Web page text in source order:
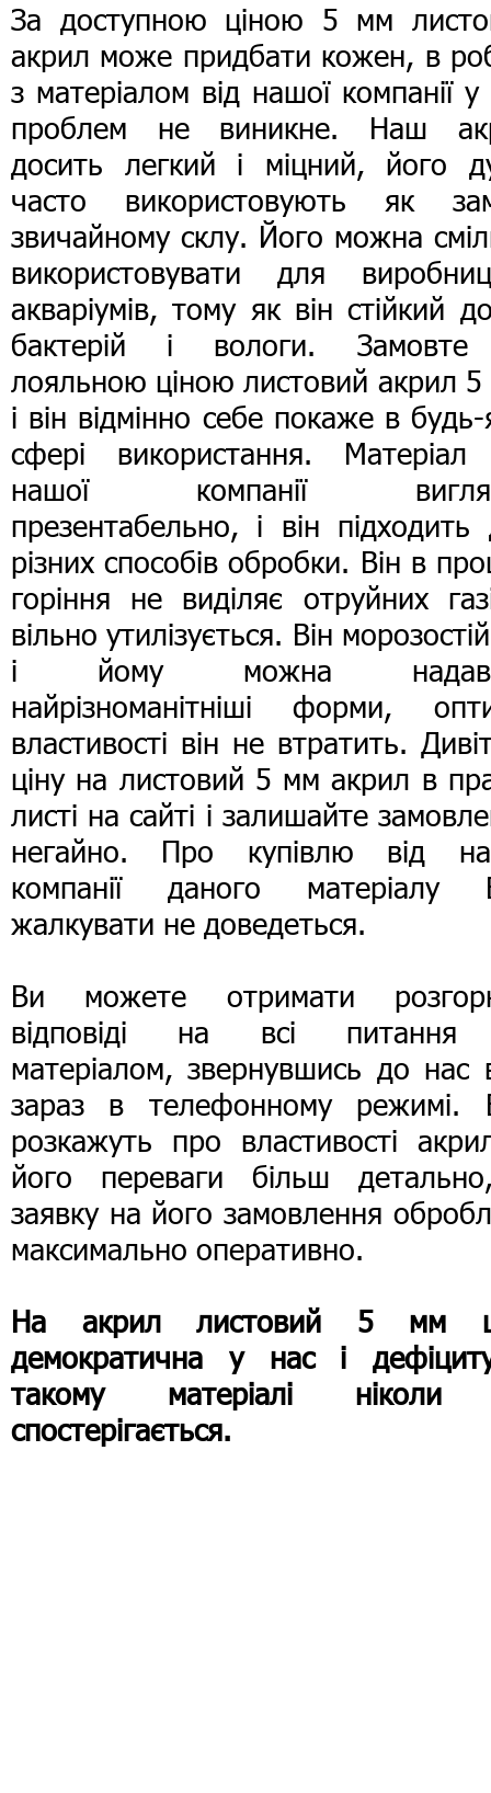
За доступною ціною 5 мм
акрил може придбати кожен, в
з матеріалом від нашої компанії у
проблем не виникне. Наш
досить легкий і міцний, його
часто використовують як
звичайному склу. Його можна
використовувати для
акваріумів, тому як він стійкий
бактерій і вологи.
лояльною ціною листовий акрил
і він відмінно себе покаже в будь-
сфері використання. Матеріал
нашої компанії
презентабельно, і він підходить
різних способів обробки. Він в
горіння не виділяє отруйних
вільно утилізується. Він
і йому можна
найрізноманітніші форми,
властивості він не втратить.
ціну на листовий 5 мм акрил в
листі на сайті і залишайте
негайно. Про купівлю від
компанії даного матеріалу
жалкувати не доведеться.
Ви можете отримати
відповіді на всі
матеріалом, звернувшись до нас
зараз в телефонному режимі.
розкажуть про властивості
його переваги більш
заявку на його замовлення
максимально оперативно.
На акрил листовий 5 мм
демократична у нас і
такому матеріалі ніколи
спостерігається.